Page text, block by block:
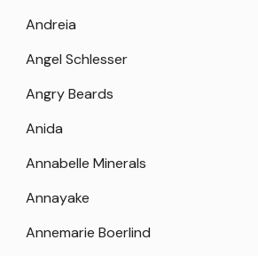
Andreia
Angel Schlesser
Angry Beards
Anida
Annabelle Minerals
Annayake
Annemarie Boerlind